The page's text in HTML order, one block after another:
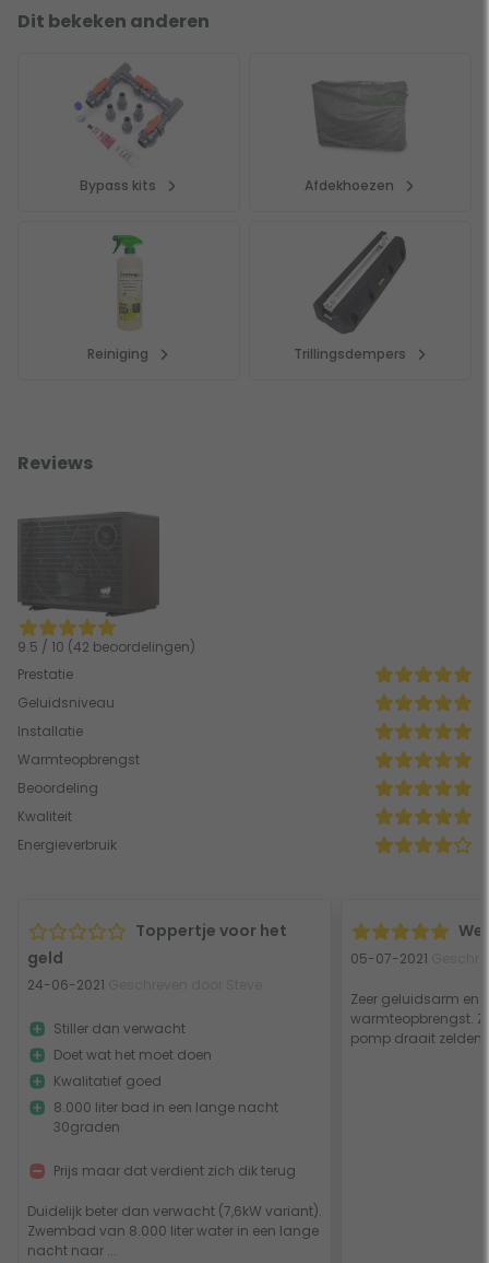
hoeft ook niet: bekijk de mogelijkheden van onze
hem voor je aan.
Benodigdheden en accessoires
Om hem op het stopcontact aan te sluiten heb je daarom
nodig — een essentieel
onderdeel om de warmtepomp te kunnen gebruiken. Wil je
trillingen en geluid nog verder beperken? Plaats de
warmtepomp dan op een set
trillingsdempers, zo staat hij
stabiel én werkt hij nog stiller.
Dit bekeken anderen
Bypass kits Afdekhoezen
Reiniging Trillingsdempers
Reviews
9.5 / 10 (42 beoordelingen)
Prestatie
Geluidsniveau
Installatie
Warmteopbrengst
Beoordeling
Kwaliteit
Energieverbruik
Toppertje voor het
geld
24-06-2021
Duidelijk beter dan verwacht (7,6kW variant).
Zwembad van 8.000 liter water in een lange
nacht naar ...
Stiller dan verwacht
Doet wat het moet doen
Kwalitatief goed
8.000 liter bad in een lange nacht
30graden
Prijs maar dat verdient zich dik terug
05-07-2021
Zeer geluidsarm en
warmteopbrengst.
pomp draait zelden.